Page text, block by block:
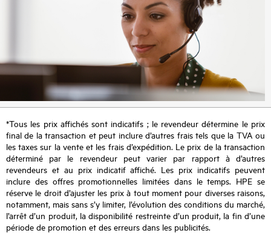
*Tous les prix affichés sont indicatifs ; le revendeur détermine le prix
final de la transaction et peut inclure d’autres frais tels que la TVA ou
les taxes sur la vente et les frais d’expédition. Le prix de la transaction
déterminé par le revendeur peut varier par rapport à d’autres
revendeurs et au prix indicatif affiché. Les prix indicatifs peuvent
inclure des offres promotionnelles limitées dans le temps. HPE se
réserve le droit d’ajuster les prix à tout moment pour diverses raisons,
notamment, mais sans s’y limiter, l’évolution des conditions du marché,
l’arrêt d’un produit, la disponibilité restreinte d’un produit, la fin d’une
période de promotion et des erreurs dans les publicités.